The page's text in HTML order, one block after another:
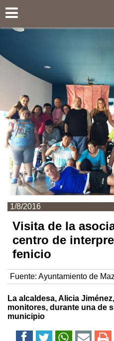
1/8/2016
Visita de la
centro de
fenicio
Fuente: Ayuntamiento de
La alcaldesa, Alicia
monitores, durante una de
municipio